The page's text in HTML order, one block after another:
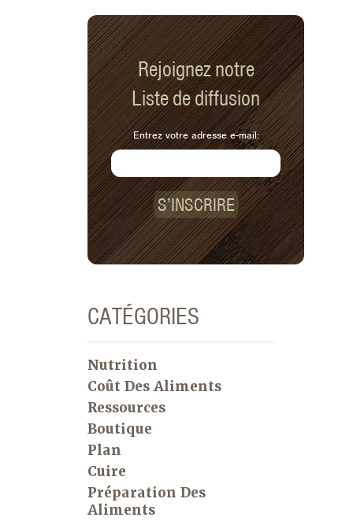
quotidienne d’eau en fonction de
chaque groupe d’âge.
Rejoignez notre
Liste de diffusion
Entrez votre adresse e-mail:
S’INSCRIRE
CATÉGORIES
Nutrition
Coût Des Aliments
Ressources
Boutique
Plan
Cuire
Préparation Des
Aliments